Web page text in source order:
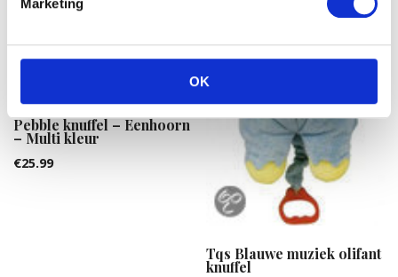
Marketing
OK
Pebble knuffel – Eenhoorn
– Multi kleur
€25.99
Tqs Blauwe muziek olifant
knuffel